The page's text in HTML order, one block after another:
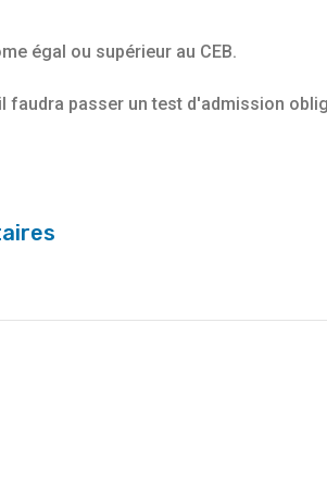
égal ou supérieur au CEB.
faudra passer un test d'admission